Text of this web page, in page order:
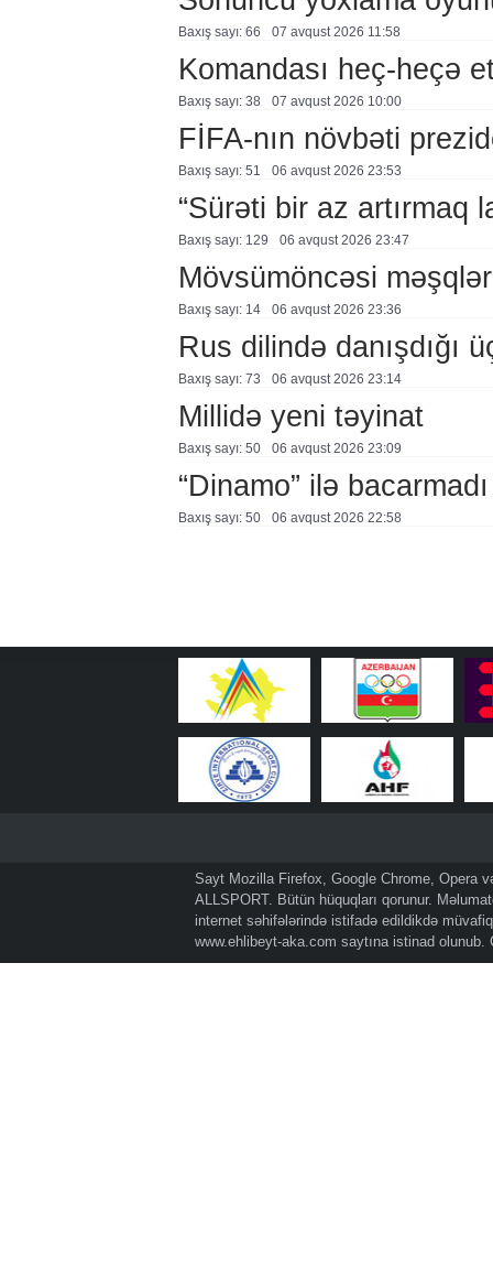
Baxış sayı: 66 07 avqust 2026 11:58
Komandası heç-heçə
Baxış sayı: 38 07 avqust 2026 10:00
FİFA-nın növbəti
Baxış sayı: 51 06 avqust 2026 23:53
“Sürəti bir az artırmaq
Baxış sayı: 129 06 avqust 2026 23:47
Mövsümöncəsi
Baxış sayı: 14 06 avqust 2026 23:36
Rus dilində danışdığı
Baxış sayı: 73 06 avqust 2026 23:14
Millidə yeni təyinat
Baxış sayı: 50 06 avqust 2026 23:09
“Dinamo” ilə bacarmadı
Baxış sayı: 50 06 avqust 2026 22:58
Sayt Mozilla Firefox, Google Chrome, Opera
ALLSPORT. Bütün hüquqları qorunur.
internet səhifələrində istifadə edildikdə
www.ehlibeyt-aka.com saytına istinad olunub.